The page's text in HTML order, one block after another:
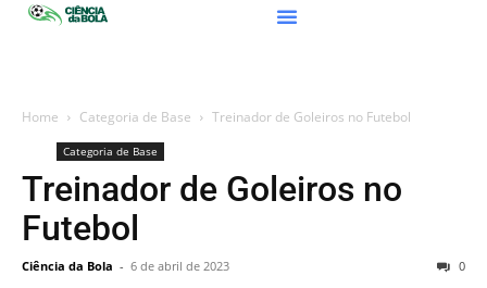
Home Categoria de Base Treinador de Goleiros no Futebol
Categoria de Base
Treinador de Goleiros no
Futebol
Ciência da Bola - 6 de abril de 2023 0